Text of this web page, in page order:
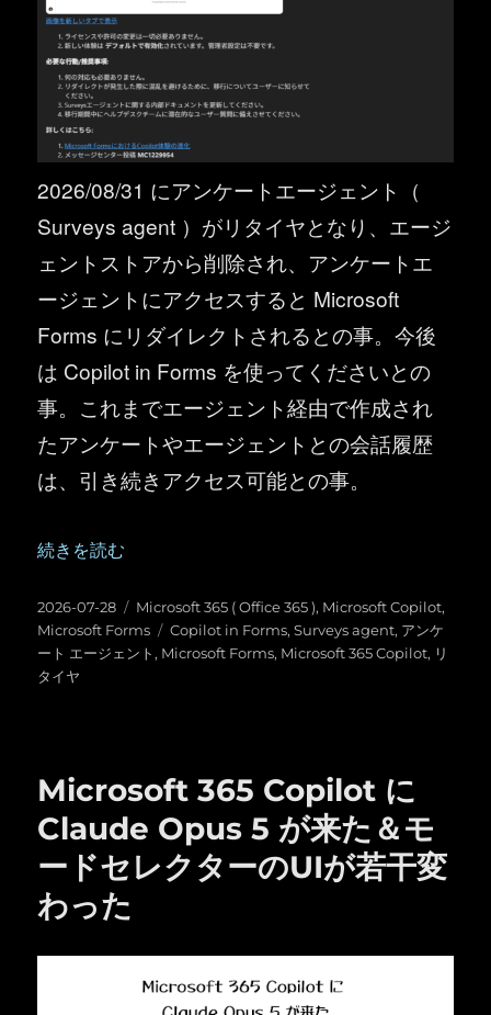
2026/08/31 にアンケートエージェント（
Surveys agent ）がリタイヤとなり、エージ
ェントストアから削除され、アンケートエ
ージェントにアクセスすると Microsoft
Forms にリダイレクトされるとの事。今後
は Copilot in Forms を使ってくださいとの
事。これまでエージェント経由で作成され
たアンケートやエージェントとの会話履歴
は、引き続きアクセス可能との事。
“アンケート エージェント（ Surveys agent ）が廃止さ
続きを読む
投
稿
日:
2026-07-28
カ
テ
ゴ
Microsoft 365 ( Office 365 ), Microsoft Copilot,
Microsoft Forms
タ
グ
Copilot in Forms,Surveys agent, アンケ
ート エージェント , Microsoft Forms, Microsoft 365 Copilot, リ
タイヤ
Microsoft 365 Copilot に
Claude Opus 5 が来た＆モ
ードセレクターのUIが若干変
わった